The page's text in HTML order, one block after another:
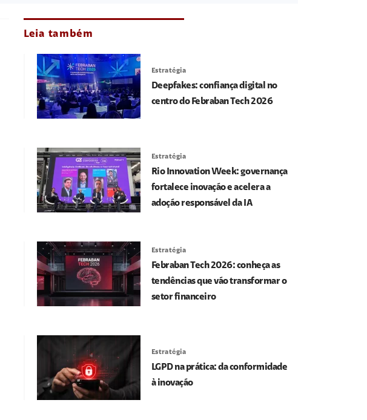
Leia também
Estratégia
Deepfakes: confiança digital no
centro do Febraban Tech 2026
Estratégia
Rio Innovation Week: governança
fortalece inovação e acelera a
adoção responsável da IA
Estratégia
Febraban Tech 2026: conheça as
tendências que vão transformar o
setor financeiro
Estratégia
LGPD na prática: da conformidade
à inovação